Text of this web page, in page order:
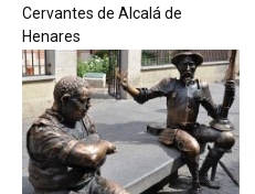
Cervantes de Alcalá de
Henares